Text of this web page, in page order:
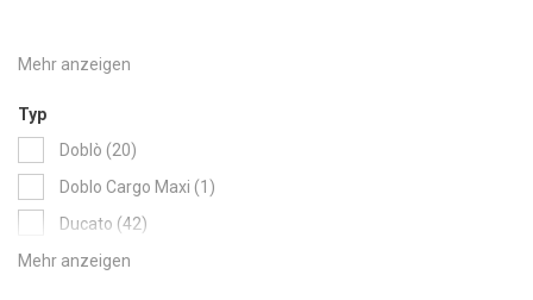
Typ
Doblò
20items
Doblo Cargo Maxi
1 item
Ducato 42items
Fiorino 6items